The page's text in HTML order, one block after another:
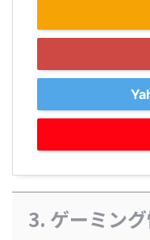
3. ゲーミン